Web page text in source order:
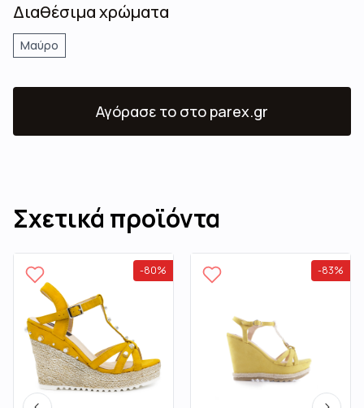
Διαθέσιμα χρώματα
Μαύρο
Αγόρασε το στο parex.gr
Σχετικά προϊόντα
-80% -83%